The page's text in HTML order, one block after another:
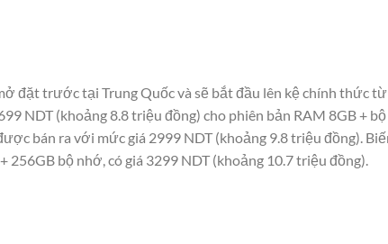
đặt trước tại Trung Quốc và sẽ bắt đầu lên kệ chính thức
NDT (khoảng 8.8 triệu đồng) cho phiên bản RAM 8GB +
bán ra với mức giá 2999 NDT (khoảng 9.8 triệu đồng).
256GB bộ nhớ, có giá 3299 NDT (khoảng 10.7 triệu đồng).